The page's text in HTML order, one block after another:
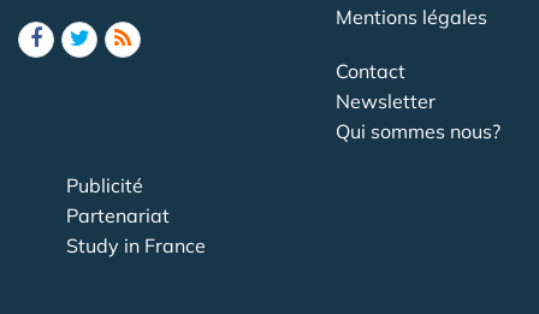
Mentions légales
Contact
Newsletter
Qui sommes nous?
Publicité
Partenariat
Study in France